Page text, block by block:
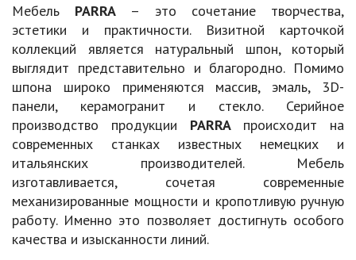
Мебель PARRA – это сочетание творчества,
эстетики и практичности. Визитной карточкой
коллекций является натуральный шпон, который
выглядит представительно и благородно. Помимо
шпона широко применяются массив, эмаль, 3D-
панели, керамогранит и стекло. Серийное
производство продукции PARRAпроисходит на
современных станках известных немецких и
итальянских производителей. Мебель
изготавливается, сочетая современные
механизированные мощности и кропотливую ручную
работу. Именно это позволяет достигнуть особого
качества и изысканности линий.